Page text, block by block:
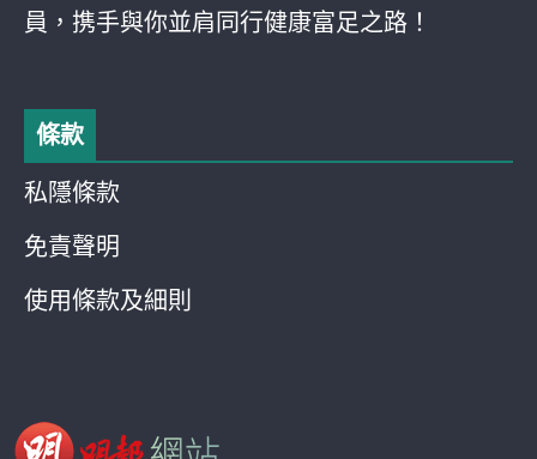
員，携手與你並肩同行健康富足之路！
條款
私隱條款
免責聲明
使用條款及細則